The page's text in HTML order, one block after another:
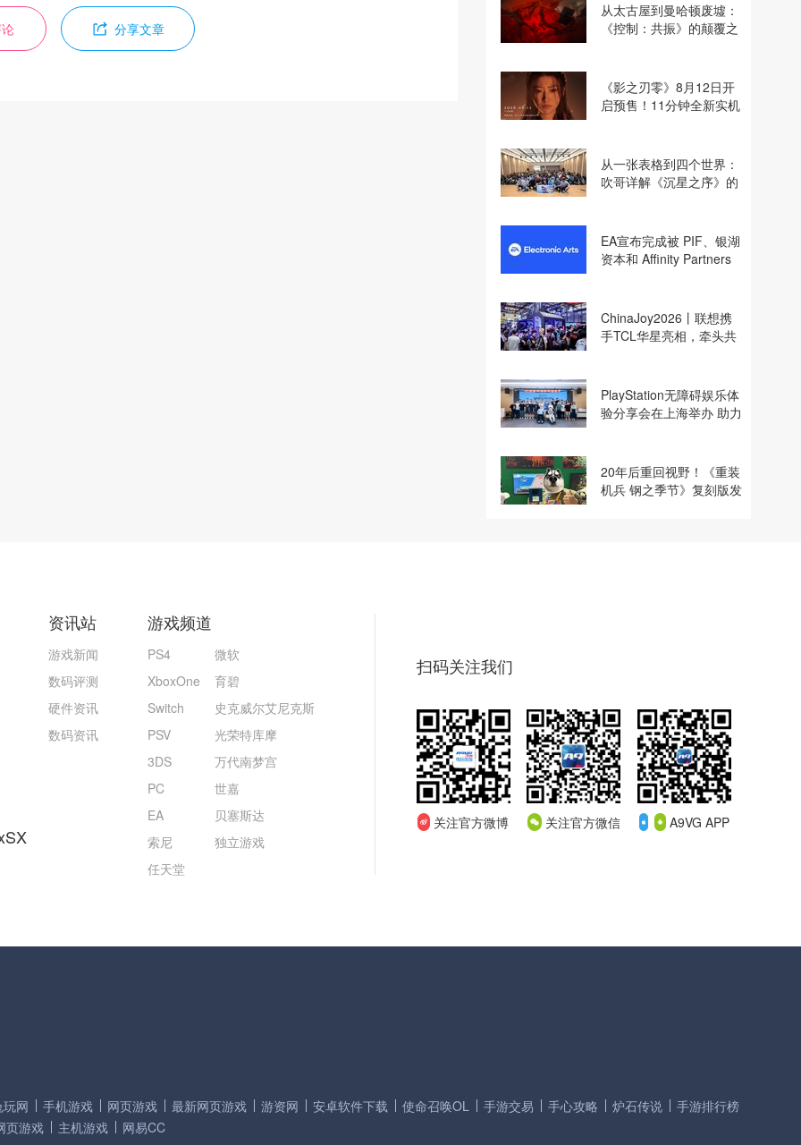
分享文章
从太古屋到曼哈顿废墟：
《控制：共振》的颠覆之
《影之刃零》8月12日开
启预售！11分钟全新实机
从一张表格到四个世界：
吹哥详解《沉星之序》的
EA宣布完成被 PIF、银湖
资本和 Affinity Partners
ChinaJoy2026丨联想携
手TCL华星亮相，牵头共
PlayStation无障碍娱乐体
验分享会在上海举办 助力
20年后重回视野！《重装
机兵 钢之季节》复刻版发
资讯站
游戏新闻
数码评测
硬件资讯
数码资讯
游戏频道
PS4
XboxOne
Switch
PSV
3DS
PC
EA
索尼
任天堂
微软
育碧
史克威尔艾尼克斯
光荣特库摩
万代南梦宫
世嘉
贝塞斯达
独立游戏
扫码关注我们
关注官方微博 关注官方微信 A9VG APP
玩网 手机游戏 网页游戏 最新网页游戏 游资网 安卓软件下载 使命召唤OL 手游交易 手心攻略 炉石传说
手游排行榜
页游戏
主机游戏 网易CC